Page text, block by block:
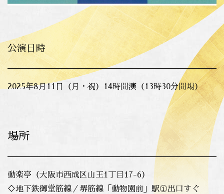
公演日時
2025年8月11日（月・祝）14時開演（13時30分開場）
場所
動楽亭（大阪市西成区山王1丁目17-6）
♢地下鉄御堂筋線／堺筋線「動物園前」駅①出口すぐ